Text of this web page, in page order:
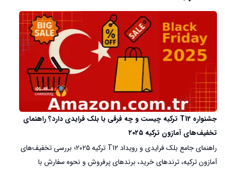
جشنواره T12 ترکیه چیست و چه فرقی با بلک فرایدی دارد؟ راهنمای
تخفیف‌های آمازون ترکیه ۲۰۲۵
راهنمای جامع بلک فرایدی و رویداد T12 ترکیه ۲۰۲۵؛ بررسی تخفیف‌های
آمازون ترکیه، ترندهای خرید، برندهای پرفروش و نحوه سفارش با